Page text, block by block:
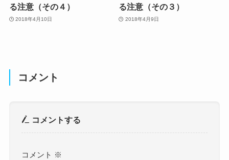
る注意（その４）
2018年4月10日
る注意（その３）
2018年4月9日
コメント
コメントする
コメント ※